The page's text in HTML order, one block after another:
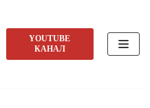
YOUTUBE
КАНАЛ